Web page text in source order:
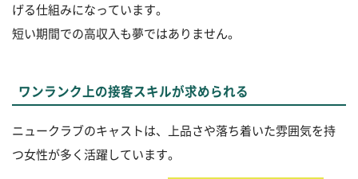
げる仕組みになっています。
短い期間での高収入も夢ではありません。
ワンランク上の接客スキルが求められる
ニュークラブのキャストは、上品さや落ち着いた雰囲気を持
つ女性が多く活躍しています。